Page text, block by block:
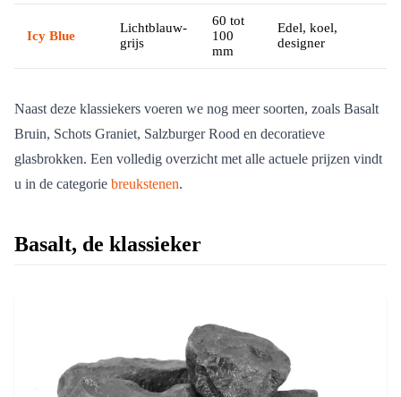
Icy Blue
Lichtblauw-
grijs
60 tot
100
mm
Edel, koel,
designer
Naast deze klassiekers voeren we nog meer soorten, zoals Basalt
Bruin, Schots Graniet, Salzburger Rood en decoratieve
glasbrokken. Een volledig overzicht met alle actuele prijzen vindt
u in de categorie breukstenen.
Basalt, de klassieker